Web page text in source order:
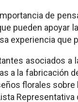
de
pueden
experiencia que
asociados a
a la fabricación
florales